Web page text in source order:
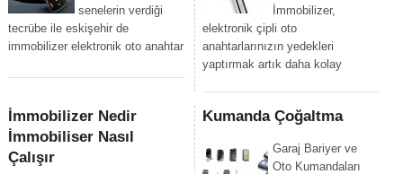
senelerin verdiği
tecrübe ile eskişehir de
immobilizer elektronik oto anahtar
İmmobilizer,
elektronik çipli oto
anahtarlarınızın yedekleri
yaptırmak artık daha kolay
İmmobilizer Nedir
İmmobiliser Nasıl
Çalışır
Kumanda Çoğaltma
Garaj Bariyer ve
Oto Kumandaları